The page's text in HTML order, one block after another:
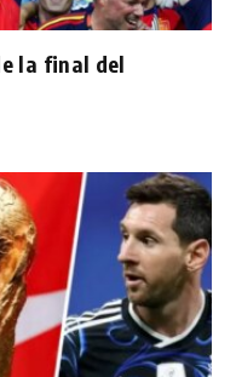
la final del